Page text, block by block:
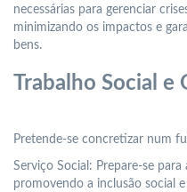
necessárias para gerenciar
minimizando os impactos e
bens.
Trabalho Social
Pretende-se concretizar num
Serviço Social: Prepare-se
promovendo a inclusão social